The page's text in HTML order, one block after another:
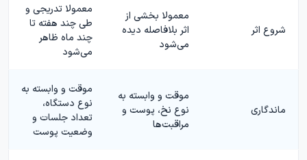
شروع اثر
معمولا بخشی از
اثر بلافاصله دیده
می‌شود
معمولا تدریجی و
طی چند هفته تا
چند ماه ظاهر
می‌شود
ماندگاری
موقت و وابسته به
نوع نخ، پوست و
مراقبت‌ها
موقت و وابسته به
نوع دستگاه،
تعداد جلسات و
وضعیت پوست